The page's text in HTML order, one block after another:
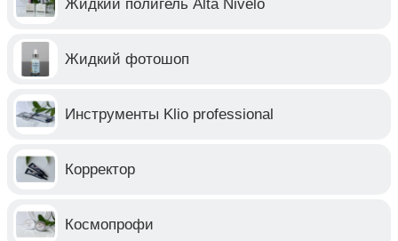
Жидкий полигель Alta Nivelo
Жидкий фотошоп
Инструменты Klio professional
Корректор
Космопрофи